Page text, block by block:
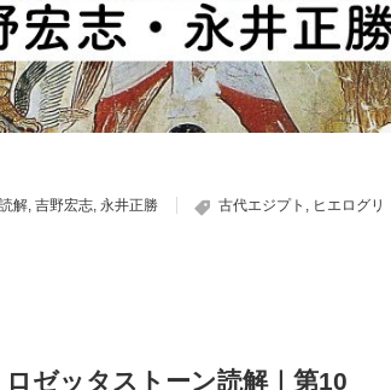
解, 吉野宏志, 永井正勝 古代エジプト
ヒエログリ
ゼッタストーン読解｜第10